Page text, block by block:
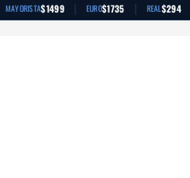
MAYORISTA$1499 | EURO$1735 | REAL$294